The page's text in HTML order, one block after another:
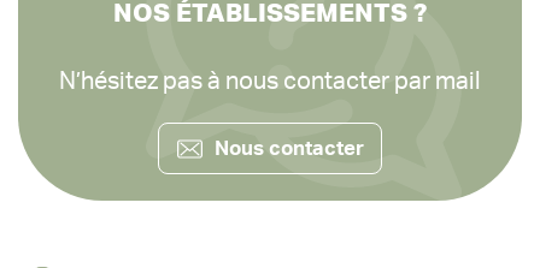
NOS ÉTABLISSEMENTS ?
N’hésitez pas à nous contacter par mail
Nous contacter